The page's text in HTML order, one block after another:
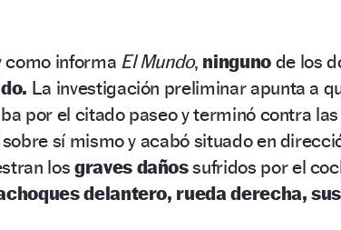
como informa El Mundo, ninguno de los
La investigación preliminar apunta a
por el citado paseo y terminó contra
sí mismo y acabó situado en
los graves dañossufridos por el
delantero, rueda derecha,